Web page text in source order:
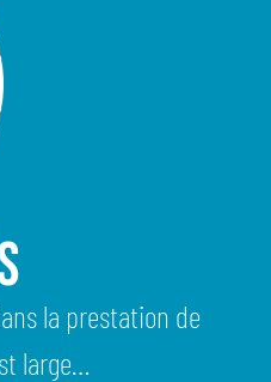
la prestation de
large…